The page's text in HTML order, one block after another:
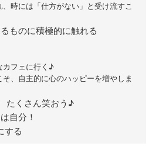
時には「仕方がない」と受け流すこ
ものに積極的に触れる
カフェに行く♪
、自主的に心のハッピーを増やしま
たくさん笑おう♪
自分！
する